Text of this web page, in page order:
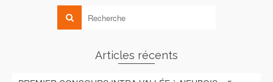
Articles récents